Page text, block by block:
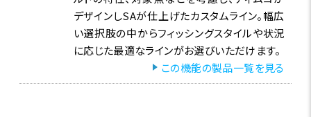
デザインしSAが仕上げたカスタムライン。幅広
い選択肢の中からフィッシングスタイルや状況
に応じた最適なラインがお選びいただけます。
この機能の製品一覧を見る